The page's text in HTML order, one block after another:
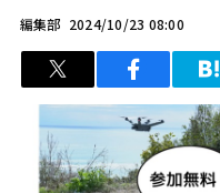
編集部 2024/10/23 08:00
ツイート シェア